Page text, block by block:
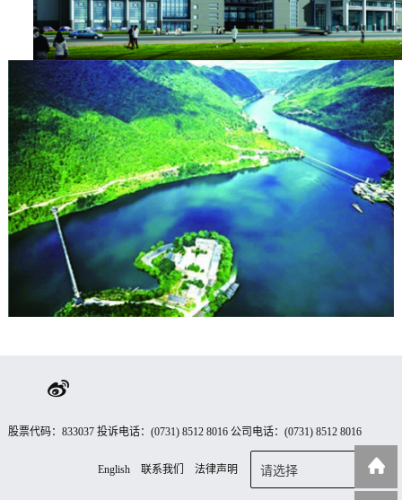
股票代码：833037 投诉电话：(0731) 8512 8016 公司电话：(0731) 8512 8016
请选择
English 联系我们 法律声明